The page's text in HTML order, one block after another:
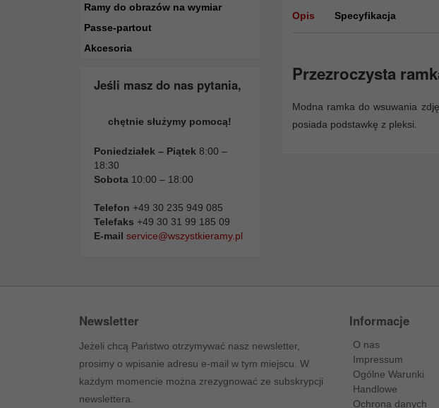
Ramy do obrazów na wymiar
Passe-partout
Akcesoria
Jeśli masz do nas pytania,
chętnie służymy pomocą!
Poniedziałek – Piątek 8:00 –
18:30
Sobota 10:00 – 18:00
Telefon +49 30 235 949 085
Telefaks +49 30 31 99 185 09
E-mail service@wszystkieramy.pl
Opis Specyfikacja
Przezroczysta
Modna ramka do wsuwania
posiada podstawkę z pleksi.
Newsletter
Jeżeli chcą Państwo otrzymywać nasz newsletter,
prosimy o wpisanie adresu e-mail w tym miejscu. W
każdym momencie można zrezygnować ze subskrypcji
newslettera.
Informacje
O nas
Impressum
Ogólne Warunki
Handlowe
Ochrona danych